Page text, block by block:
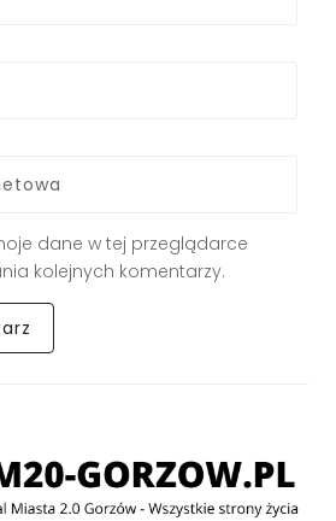
dane w tej przeglądarce
kolejnych komentarzy.